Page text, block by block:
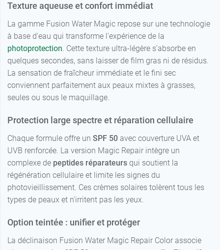
Texture aqueuse et confort immédiat
La gamme Fusion Water Magic repose sur une technologie
à base d'eau qui transforme l'expérience de la
photoprotection. Cette texture ultra-légère s'absorbe en
quelques secondes, sans laisser de film gras ni de résidus.
La sensation de fraîcheur immédiate et le fini sec
conviennent parfaitement aux peaux mixtes à grasses,
seules ou sous le maquillage.
Protection large spectre et réparation cellulaire
Chaque formule offre un SPF 50 avec couverture UVA et
UVB renforcée. La version Magic Repair intègre un
complexe de peptides réparateurs qui soutient la
régénération cellulaire et limite les signes du
photovieillissement. Ces crèmes solaires tolèrent tous les
types de peaux et n'irritent pas les yeux.
Option teintée : unifier et protéger
La déclinaison Fusion Water Magic Repair Color associe